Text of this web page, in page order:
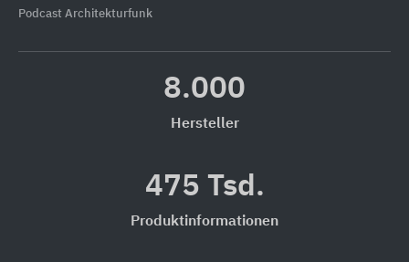
Podcast Architekturfunk
8.000
Hersteller
475 Tsd.
Produktinformationen